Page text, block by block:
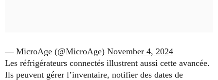
— MicroAge (@MicroAge) November 4, 2024
Les réfrigérateurs connectés illustrent aussi cette avancée.
Ils peuvent gérer l’inventaire, notifier des dates de